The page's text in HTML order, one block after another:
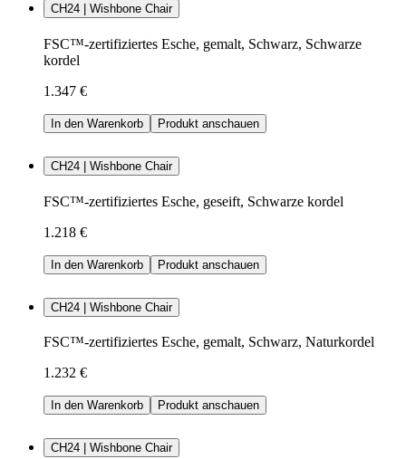
CH24 | Wishbone Chair
FSC™-zertifiziertes Esche, gemalt, Schwarz, Schwarze
kordel
1.347 €
In den Warenkorb Produkt anschauen
CH24 | Wishbone Chair
FSC™-zertifiziertes Esche, geseift, Schwarze kordel
1.218 €
In den Warenkorb Produkt anschauen
CH24 | Wishbone Chair
FSC™-zertifiziertes Esche, gemalt, Schwarz, Naturkordel
1.232 €
In den Warenkorb Produkt anschauen
CH24 | Wishbone Chair